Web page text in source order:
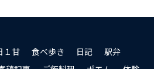
１甘 食べ歩き 日記
駅弁